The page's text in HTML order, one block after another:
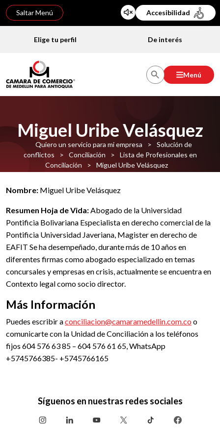
Saltar Menú Accesibilidad
Elige tu perfil De interés
Menú
Miguel Uribe Velásquez
Quiero un servicio para mi empresa >
Solución de
conflictos
> Conciliación >
Lista de Profesionales en
Conciliación
> Miguel Uribe Velásquez
Nombre: Miguel Uribe Velásquez
Resumen Hoja de Vida:Abogado de la Universidad
Pontificia Bolivariana Especialista en derecho comercial de la
Pontificia Universidad Javeriana, Magister en derecho de
EAFIT Se ha desempeñado, durante más de 10 años en
diferentes firmas como abogado especializado en temas
concursales y empresas en crisis, actualmente se encuentra en
Contexto legal como socio director.
Más Información
Puedes escribir aconciliacion@camaramedellin.com.co o
comunicarte con la Unidad de Conciliación a los teléfonos
fijos 604 576 63 85 – 604 576 61 65, WhatsApp
+5745766385- +5745766165
Síguenos en nuestras redes sociales